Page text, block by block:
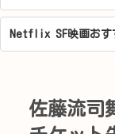
Netflix SF映画おす
佐藤流司